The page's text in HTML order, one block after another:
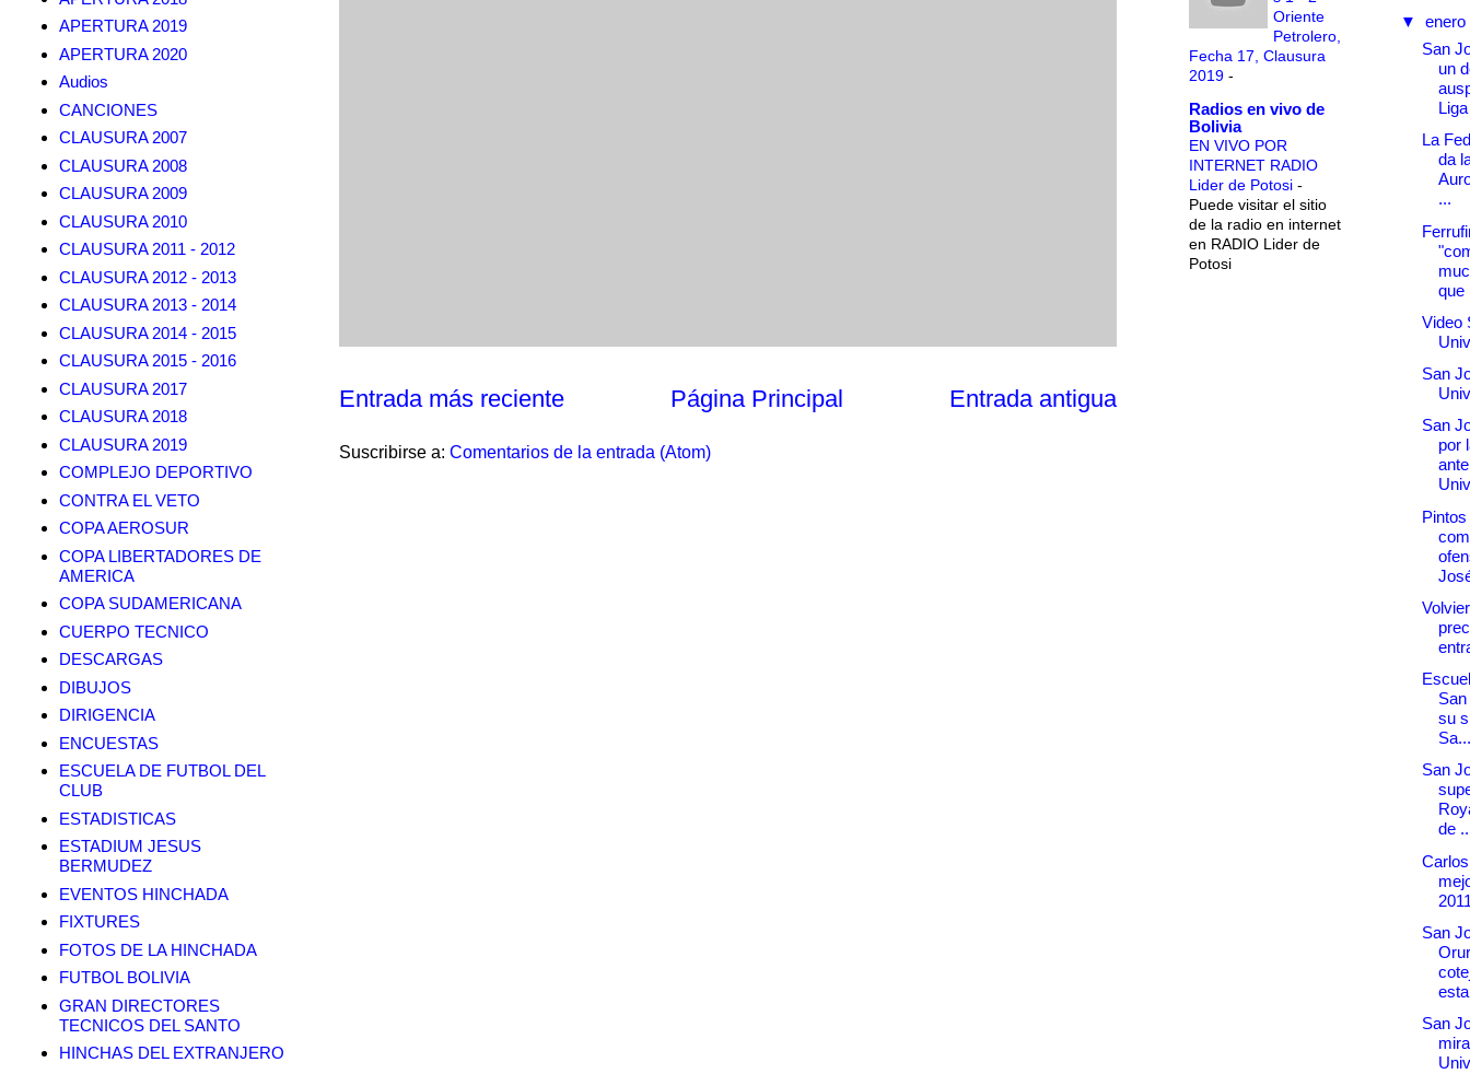
Entrada más reciente Entrada antigua
Página Principal
Suscribirse a: Comentarios de la entrada (Atom)
APERTURA 2019
APERTURA 2020
Audios
CANCIONES
CLAUSURA 2007
CLAUSURA 2008
CLAUSURA 2009
CLAUSURA 2010
CLAUSURA 2011 - 2012
CLAUSURA 2012 - 2013
CLAUSURA 2013 - 2014
CLAUSURA 2014 - 2015
CLAUSURA 2015 - 2016
CLAUSURA 2017
CLAUSURA 2018
CLAUSURA 2019
COMPLEJO DEPORTIVO
CONTRA EL VETO
COPA AEROSUR
COPA LIBERTADORES DE
AMERICA
COPA SUDAMERICANA
CUERPO TECNICO
DESCARGAS
DIBUJOS
DIRIGENCIA
ENCUESTAS
ESCUELA DE FUTBOL DEL
CLUB
ESTADISTICAS
ESTADIUM JESUS
BERMUDEZ
EVENTOS HINCHADA
FIXTURES
FOTOS DE LA HINCHADA
FUTBOL BOLIVIA
GRAN DIRECTORES
TECNICOS DEL SANTO
HINCHAS DEL EXTRANJERO
Oriente
Petrolero,
Fecha 17, Clausura
2019 -
Radios en vivo de
Bolivia
EN VIVO POR
INTERNET RADIO
Lider de Potosi -
Puede visitar el sitio
de la radio en internet
en RADIO Lider de
Potosi
▼ enero
San
un
Liga
La
da
...
que
Video
San
San
por
ante
su
Sa...
San
de
San
San